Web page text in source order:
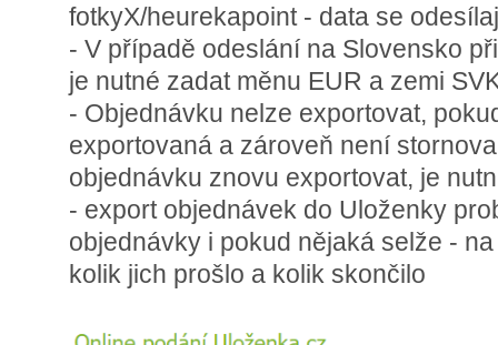
fotkyX/heurekapoint - data se
- V případě odeslání na Slovensko
je nutné zadat měnu EUR a zemi
- Objednávku nelze exportovat,
exportovaná a zároveň není
objednávku znovu exportovat, je
- export objednávek do Uloženky
objednávky i pokud nějaká selže -
kolik jich prošlo a kolik skončilo